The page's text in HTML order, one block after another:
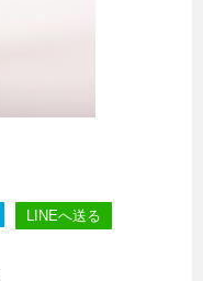
LINEへ送る